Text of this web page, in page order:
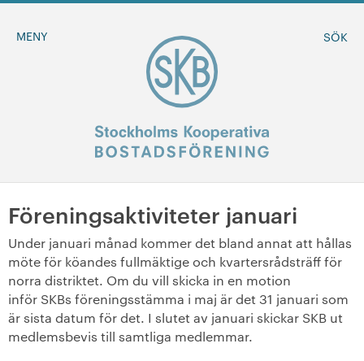
SÖK
MENY
BLI MEDLEM
MINA SIDOR
+
Om oss
Föreningsaktiviteter januari
Under januari månad kommer det bland annat att hållas
möte för köandes fullmäktige och kvartersrådsträff för
norra distriktet. Om du vill skicka in en motion
inför SKBs föreningsstämma i maj är det 31 januari som
är sista datum för det. I slutet av januari skickar SKB ut
medlemsbevis till samtliga medlemmar.